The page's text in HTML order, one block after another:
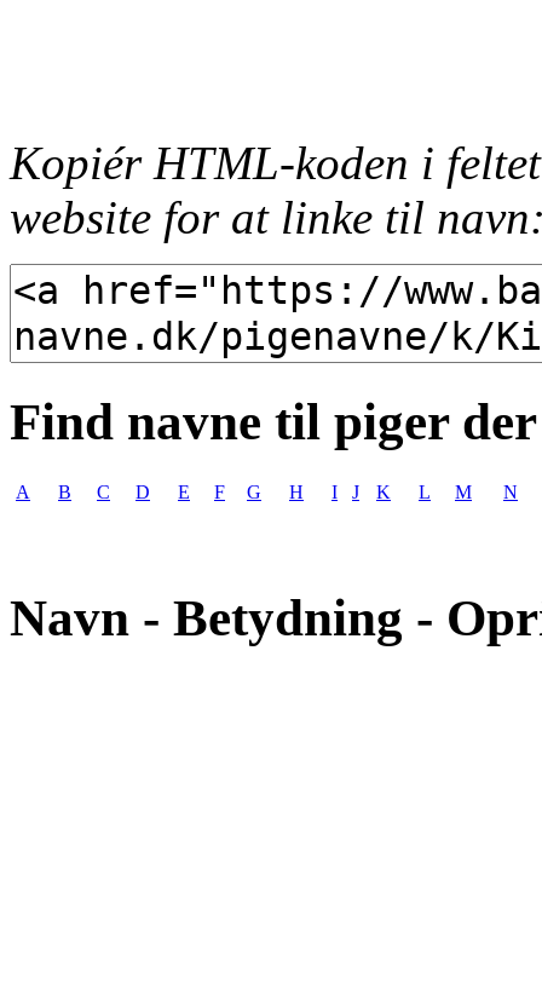
Kopiér HTML-koden i
website for at linke til
Find navne til piger
A B C D E F G H I J K L M N
Navn - Betydning -